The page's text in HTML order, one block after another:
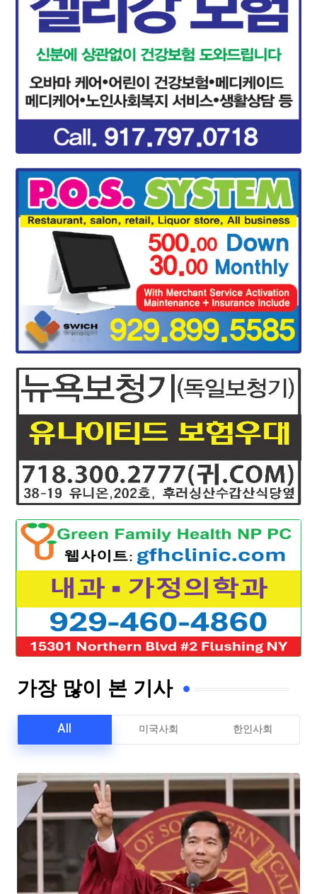
가장 많이 본 기사
All 미국사회 한인사회